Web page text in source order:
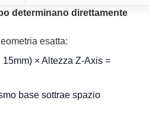
determinano direttamente
esatta:
× Altezza Z-Axis =
base sottrae spazio